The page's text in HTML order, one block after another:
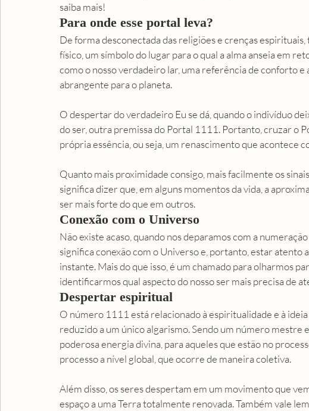
saiba mais!
Para onde esse portal leva?
De forma desconectada das religiões e crenças
físico, um símbolo do lugar para o qual a alma anseia em
como o nosso verdadeiro lar, uma referência de conforto
abrangente para o planeta.
O despertar do verdadeiro Eu se dá, quando o indivíduo
do ser, outra premissa do Portal 1111. Portanto, cruzar o
própria essência, ou seja, um renascimento que acontece
Quanto mais proximidade consigo, mais facilmente os
significa dizer que, em alguns momentos da vida, a
ser mais forte do que em outros.
Conexão com o Universo
Não existe acaso, quando nos deparamos com a
significa conexão com o Universo e, portanto, estar atento
instante. Mais do que isso, é um chamado para olharmos
identificarmos qual aspecto do nosso ser mais precisa de
Despertar espiritual
O número 1111 está relacionado à espiritualidade e à
reduzido a um único algarismo. Sendo um número mestre
poderosa energia divina, para aqueles que estão no
processo a nível global, que ocorre de maneira coletiva.
Além disso, os seres despertam em um movimento que
espaço a uma Terra totalmente renovada. Também vale